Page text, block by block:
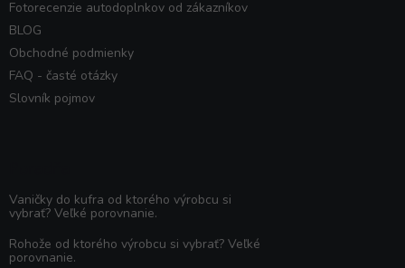
Fotorecenzie autodoplnkov od zákazníkov
BLOG
Obchodné podmienky
FAQ - časté otázky
Slovník pojmov
Vaničky do kufra od ktorého výrobcu si
vybrať? Veľké porovnanie.
Rohože od ktorého výrobcu si vybrať? Veľké
porovnanie.